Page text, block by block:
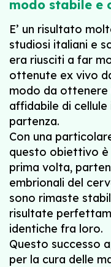
modo stabile e
E’ un risultato
studiosi italiani e
era riusciti a far
ottenute ex vivo
modo da ottenere
affidabile di
partenza.
Con una
questo obiettivo
prima volta,
embrionali del
sono rimaste
risultate
identiche fra loro.
Questo successo
per la cura delle